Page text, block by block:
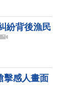
紛背後漁民
擊感人畫面